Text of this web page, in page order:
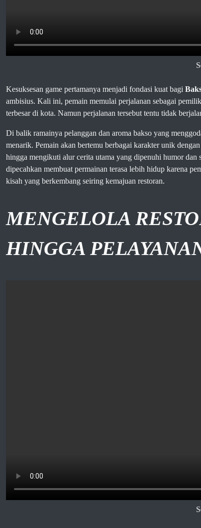
Kesuksesan game pertamanya menjadi fondasi kuat bagi
ambisius. Kali ini, pemain memulai perjalanan sebagai
terbesar di kota. Namun perjalanan tersebut tentu tidak
Di balik ramainya pelanggan dan aroma bakso yang
menarik. Pemain akan bertemu berbagai karakter unik
hingga mengikuti alur cerita utama yang dipenuhi humor
dipecahkan membuat permainan terasa lebih hidup karena
kisah yang berkembang seiring kemajuan restoran.
MENGELOLA
HINGGA